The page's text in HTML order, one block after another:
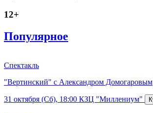
12+
Популярное
Спектакль
"Вертинский" с Александром Домогаровым
31 октября (Сб), 18:00 КЗЦ "Миллениум"